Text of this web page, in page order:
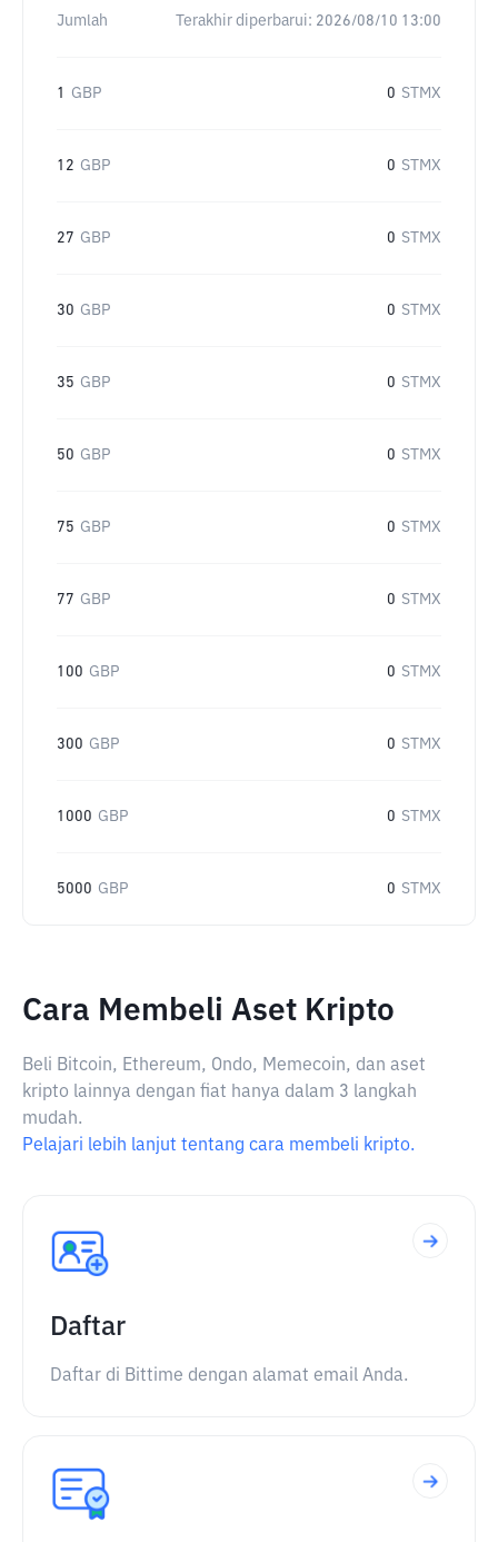
Jumlah Terakhir diperbarui: 2026/08/10 13:00
1 GBP 0 STMX
12 GBP 0 STMX
27 GBP 0 STMX
30 GBP 0 STMX
35 GBP 0 STMX
50 GBP 0 STMX
75 GBP 0 STMX
77 GBP 0 STMX
100 GBP 0 STMX
300 GBP 0 STMX
1000 GBP 0 STMX
5000 GBP 0 STMX
Cara Membeli Aset Kripto
Beli Bitcoin, Ethereum, Ondo, Memecoin, dan aset
kripto lainnya dengan fiat hanya dalam 3 langkah
mudah.
Pelajari lebih lanjut tentang cara membeli kripto.
Daftar
Daftar di Bittime dengan alamat email Anda.